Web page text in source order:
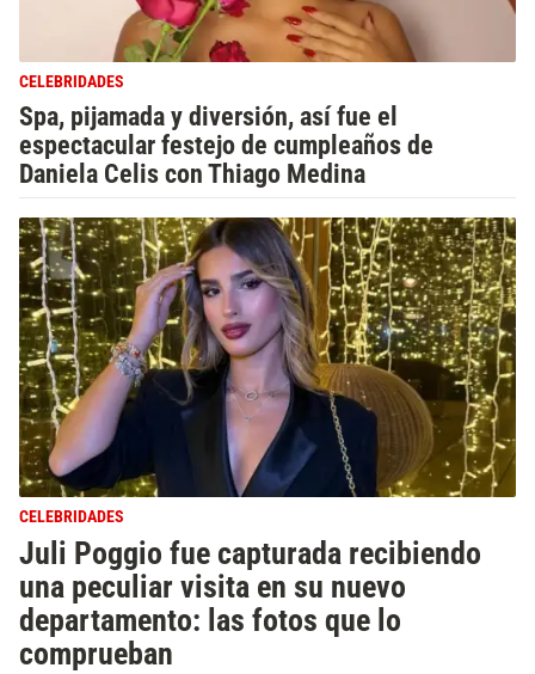
CELEBRIDADES
Spa, pijamada y diversión, así fue el
espectacular festejo de cumpleaños de
Daniela Celis con Thiago Medina
CELEBRIDADES
Juli Poggio fue capturada recibiendo
una peculiar visita en su nuevo
departamento: las fotos que lo
comprueban